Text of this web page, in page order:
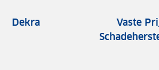
Dekra
Vaste